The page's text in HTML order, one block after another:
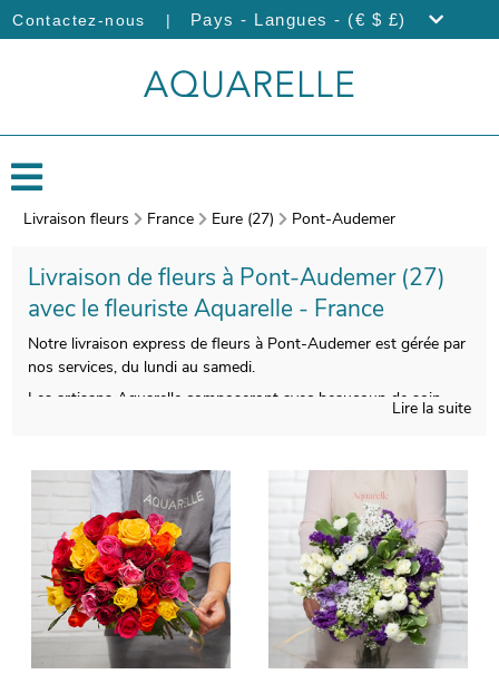
Contactez-nous | Pays - Langues - (€ $ £)
Livraison fleurs France Eure (27) Pont-Audemer
Livraison de fleurs à Pont-Audemer (27)
avec le fleuriste Aquarelle - France
Notre livraison express de fleurs à Pont-Audemer est gérée par
nos services, du lundi au samedi.
Les artisans Aquarelle composeront avec beaucoup de soin
votre bouquet sera prise. Nous vous enverrons ensuite cette
image via votre boîte mail de manière à ce que vous puissiez
vous assurer que le bouquet que nous avons composé
correspond à celui que vous avez commandé. Puis, il sera
expédié en express à Pont-Audemer. Rendez votre cadeau plus
original encore en ajoutant gratuitement une photo ou un
message personnalisé.
Lire la suite